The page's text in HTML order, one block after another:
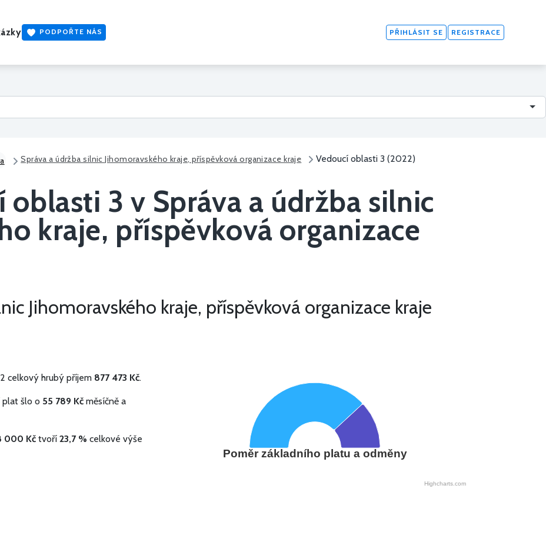
PODPOŘTE NÁS PŘIHLÁSIT SE REGISTRACE
Správa a údržba silnic Jihomoravského kraje, příspěvková organizace kraje Vedoucí oblasti 3 (2022)
oblasti 3 v Správa a údržba silnic
kraje, příspěvková organizace
Jihomoravského kraje, příspěvková organizace kraje
celkový hrubý příjem 877 473 Kč.
plat šlo o 55 789 Kč měsíčně a
000 Kč tvoří 23,7 % celkové výše
Poměr základního platu a odměny
Highcharts.com